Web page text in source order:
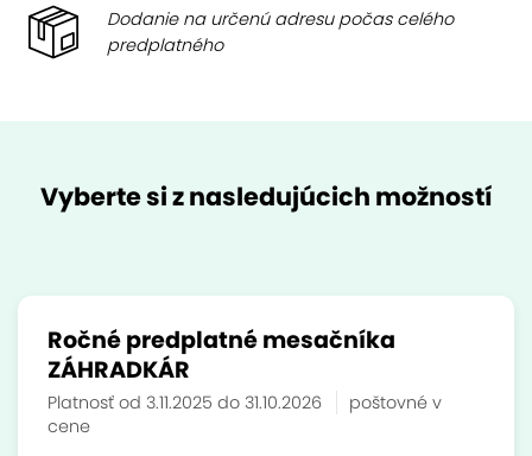
Dodanie na určenú adresu počas celého
predplatného
Vyberte si z nasledujúcich možností
Ročné predplatné mesačníka
ZÁHRADKÁR
Platnosť od 3.11.2025 do 31.10.2026
poštovné v
cene